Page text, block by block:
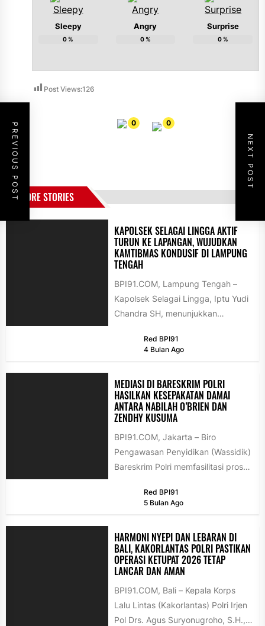
Sleepy
0%
Angry
0%
Surprise
0%
Post Views:126
0 0
PREVIOUS POST NEXT POST
MORE STORIES
KAPOLSEK SELAGAI LINGGA AKTIF
TURUN KE LAPANGAN, WUJUDKAN
KAMTIBMAS KONDUSIF DI LAMPUNG
TENGAH
BPI91.COM, Lampung Tengah –
Kapolsek Selagai Lingga, Iptu Yudi
Chandra SH, menunjukkan
keamanan dan ketertiban
Red BPI91
4 Bulan Ago
MEDIASI DI BARESKRIM POLRI
HASILKAN KESEPAKATAN DAMAI
ANTARA NABILAH O’BRIEN DAN
ZENDHY KUSUMA
BPI91.COM, Jakarta – Biro
Pengawasan Penyidikan (Wassidik)
Bareskrim Polri memfasilitasi proses
Zendhy Kusuma terkait perkara...
Red BPI91
5 Bulan Ago
HARMONI NYEPI DAN LEBARAN DI
BALI, KAKORLANTAS POLRI PASTIKAN
OPERASI KETUPAT 2026 TETAP
LANCAR DAN AMAN
BPI91.COM, Bali – Kepala Korps
Lalu Lintas (Kakorlantas) Polri Irjen
Pol Drs. Agus Suryonugroho, S.H.,